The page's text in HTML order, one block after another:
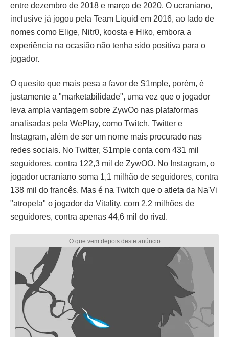
entre dezembro de 2018 e março de 2020. O ucraniano,
inclusive já jogou pela Team Liquid em 2016, ao lado de
nomes como Elige, Nitr0, koosta e Hiko, embora a
experiência na ocasião não tenha sido positiva para o
jogador.
O quesito que mais pesa a favor de S1mple, porém, é
justamente a "marketabilidade", uma vez que o jogador
leva ampla vantagem sobre ZywOo nas plataformas
analisadas pela WePlay, como Twitch, Twitter e
Instagram, além de ser um nome mais procurado nas
redes sociais. No Twitter, S1mple conta com 431 mil
seguidores, contra 122,3 mil de ZywOO. No Instagram, o
jogador ucraniano soma 1,1 milhão de seguidores, contra
138 mil do francês. Mas é na Twitch que o atleta da Na'Vi
"atropela" o jogador da Vitality, com 2,2 milhões de
seguidores, contra apenas 44,6 mil do rival.